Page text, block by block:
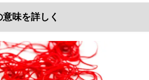
意味を詳しく